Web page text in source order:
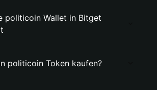
politicoin Wallet in Bitget
politicoin Token kaufen?